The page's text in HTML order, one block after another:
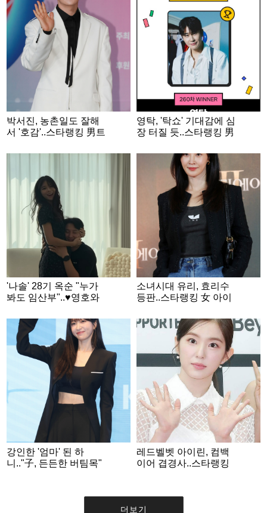
박서진, 농촌일도 잘해
서 '호감'..스타랭킹 男트
영탁, '탁쇼' 기대감에 심
장 터질 듯..스타랭킹 男
'나솔' 28기 옥순 "누가
봐도 임산부"..♥영호와
소녀시대 유리, 효리수
등판..스타랭킹 女 아이
강인한 '엄마' 된 하
니.."子, 든든한 버팀목"
레드벨벳 아이린, 컴백
이어 겹경사..스타랭킹
더보기